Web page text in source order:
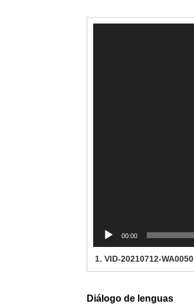
00:00
1. VID-20210712-WA0050
Diálogo de lenguas